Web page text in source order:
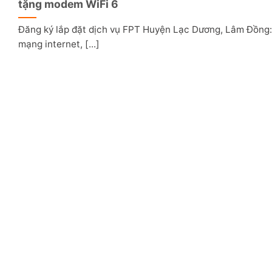
tặng modem WiFi 6
Đăng ký lắp đặt dịch vụ FPT Huyện Lạc Dương, Lâm
mạng internet, [...]